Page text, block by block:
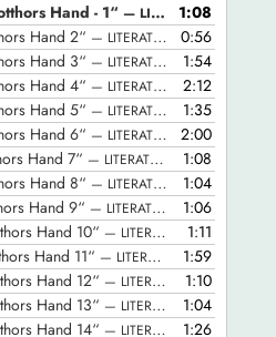
Hand - 1“ — LITERATURRAUMDORTMUNDRUHR
1:08
Hand 2“ — LITERATURRAUMDORTMUNDRUHR
0:56
Hand 3“ — LITERATURRAUMDORTMUNDRUHR
1:54
Hand 4“ — LITERATURRAUMDORTMUNDRUHR
2:12
Hand 5“ — LITERATURRAUMDORTMUNDRUHR
1:35
Hand 6“ — LITERATURRAUMDORTMUNDRUHR
2:00
Hand 7“ — LITERATURRAUMDORTMUNDRUHR
1:08
Hand 8“ — LITERATURRAUMDORTMUNDRUHR
1:04
Hand 9“ — LITERATURRAUMDORTMUNDRUHR
1:06
Hand 10“ — LITERATURRAUMDORTMUNDRUHR
1:11
Hand 11“ — LITERATURRAUMDORTMUNDRUHR
1:59
Hand 12“ — LITERATURRAUMDORTMUNDRUHR
1:10
Hand 13“ — LITERATURRAUMDORTMUNDRUHR
1:04
Hand 14“ — LITERATURRAUMDORTMUNDRUHR 1:26